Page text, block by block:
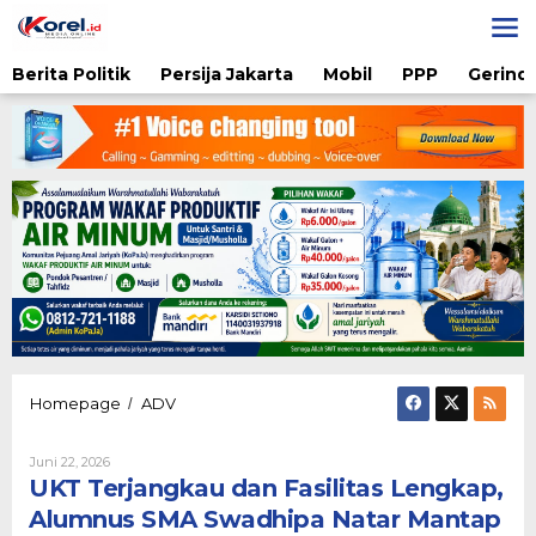
ke
Berita Politik
Persija Jakarta Mobil PPP
Homepage / ADVUKT
Lengkap,
Alumnus
SMA
Juni 22, 2026Oleh
Diqie
Shodiq
Permono
UKT Terjangkau dan Fasilitas Lengkap,
Alumnus SMA Swadhipa Natar Mantap